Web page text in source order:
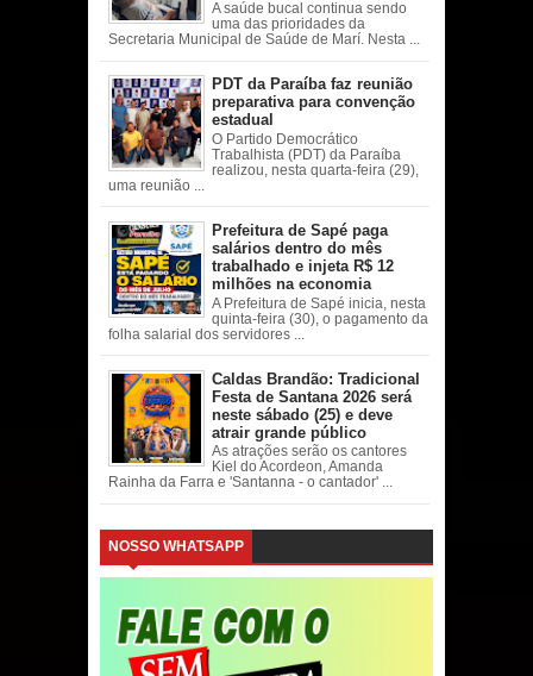
A saúde bucal continua sendo
uma das prioridades da
Secretaria Municipal de Saúde de Marí. Nesta ...
PDT da Paraíba faz reunião
preparativa para convenção
estadual
O Partido Democrático
Trabalhista (PDT) da Paraíba
realizou, nesta quarta-feira (29),
uma reunião ...
Prefeitura de Sapé paga
salários dentro do mês
trabalhado e injeta R$ 12
milhões na economia
A Prefeitura de Sapé inicia, nesta
quinta-feira (30), o pagamento da
folha salarial dos servidores ...
Caldas Brandão: Tradicional
Festa de Santana 2026 será
neste sábado (25) e deve
atrair grande público
As atrações serão os cantores
Kiel do Acordeon, Amanda
Rainha da Farra e 'Santanna - o cantador' ...
NOSSO WHATSAPP